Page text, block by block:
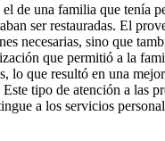
de una familia que tenía
ser restauradas. El
necesarias, sino que
que permitió a la
lo que resultó en una
tipo de atención a las
a los servicios